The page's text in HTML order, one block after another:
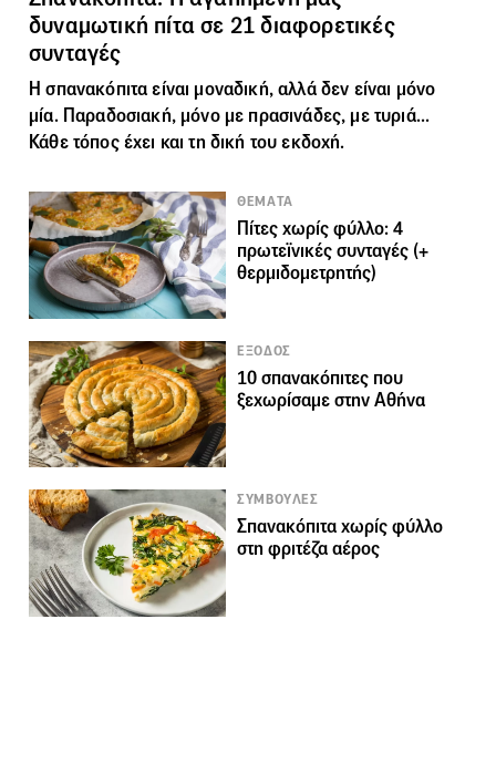
δυναμωτική πίτα σε 21 διαφορετικές
συνταγές
Η σπανακόπιτα είναι μοναδική, αλλά δεν είναι μόνο
μία. Παραδοσιακή, μόνο με πρασινάδες, με τυριά...
Κάθε τόπος έχει και τη δική του εκδοχή.
ΘΕΜΑΤΑ
Πίτες χωρίς φύλλο: 4
πρωτεϊνικές συνταγές (+
θερμιδομετρητής)
ΕΞΟΔΟΣ
10 σπανακόπιτες που
ξεχωρίσαμε στην Αθήνα
ΣΥΜΒΟΥΛΕΣ
Σπανακόπιτα χωρίς φύλλο
στη φριτέζα αέρος